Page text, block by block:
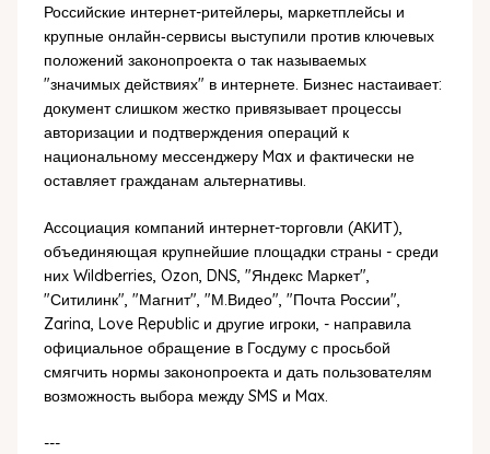
Российские интернет-ритейлеры, маркетплейсы и
крупные онлайн‑сервисы выступили против ключевых
положений законопроекта о так называемых
"значимых действиях" в интернете. Бизнес настаивает:
документ слишком жестко привязывает процессы
авторизации и подтверждения операций к
национальному мессенджеру Max и фактически не
оставляет гражданам альтернативы.
Ассоциация компаний интернет-торговли (АКИТ),
объединяющая крупнейшие площадки страны - среди
них Wildberries, Ozon, DNS, "Яндекс Маркет",
"Ситилинк", "Магнит", "М.Видео", "Почта России",
Zarina, Love Republic и другие игроки, - направила
официальное обращение в Госдуму с просьбой
смягчить нормы законопроекта и дать пользователям
возможность выбора между SMS и Max.
---